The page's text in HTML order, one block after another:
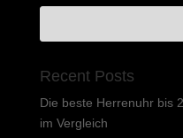
Recent Posts
Die beste Herrenuhr bis
im Vergleich